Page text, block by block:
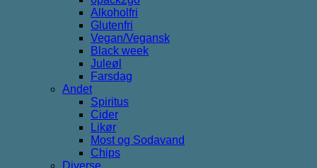
Alkoholfri
Glutenfri
Vegan/Vegansk
Black week
Juleøl
Farsdag
Andet
Spiritus
Cider
Likør
Most og Sodavand
Chips